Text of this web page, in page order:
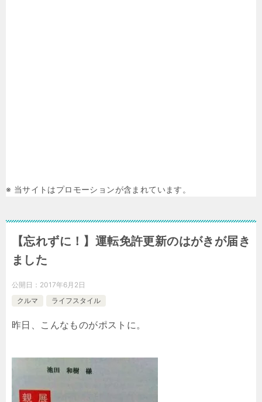
※ 当サイトはプロモーションが含まれています。
【忘れずに！】運転免許更新のはがきが届き
ました
公開日： 2017年6月2日
クルマ
ライフスタイル
昨日、こんなものがポストに。